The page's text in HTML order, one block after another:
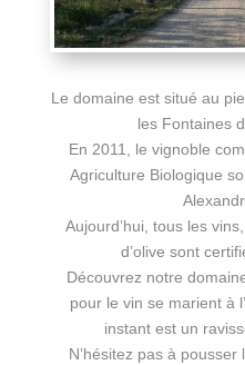
Le domaine est situé au
les Fontaines
En 2011, le vignoble
Agriculture Biologique
Aujourd’hui, tous les
d’olive sont
Découvrez notre
pour le vin se marient à
instant est un
N’hésitez pas à